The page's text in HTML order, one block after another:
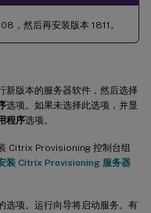
，然后再安装版本 1811。
新版本的服务器软件，然后选择
选项。如果未选择此选项，并显
程序选项。
Citrix Provisioning 控制台组
装 Citrix Provisioning 服务器
选项。运行向导将启动服务。有